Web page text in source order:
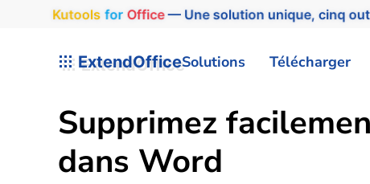
Kutools for Office— Une solution unique, cinq
ExtendOfficeSolutions Télécharger
Supprimez
dans Word